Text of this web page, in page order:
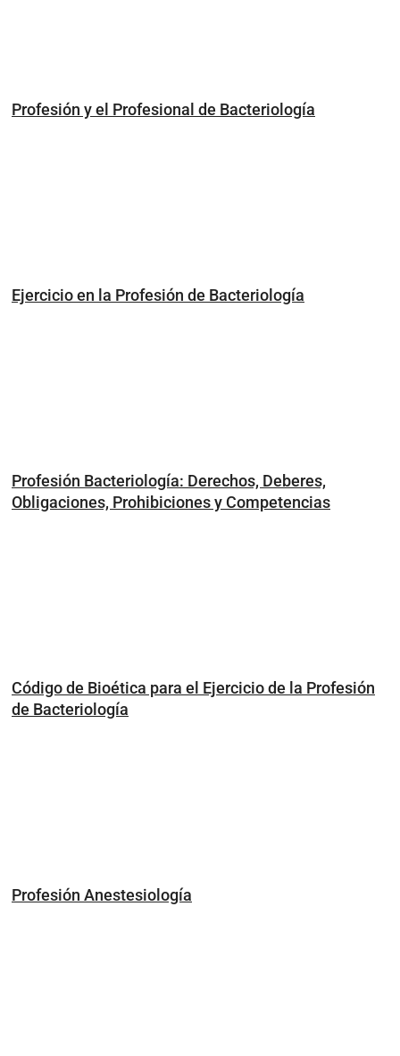
Profesión y el Profesional de Bacteriología
Ejercicio en la Profesión de Bacteriología
Profesión Bacteriología: Derechos, Deberes,
Obligaciones, Prohibiciones y Competencias
Código de Bioética para el Ejercicio de la Profesión
de Bacteriología
Profesión Anestesiología